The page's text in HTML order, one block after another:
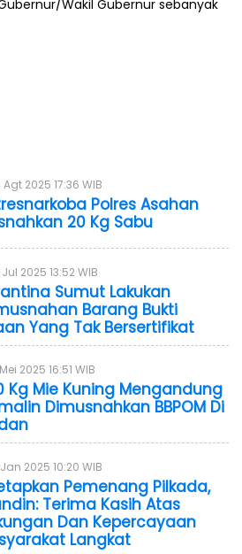
Wakil Gubernur sebanyak
2025 17:36 WIB
Polres Asahan
20 Kg Sabu
2025 13:52 WIB
Sumut Lakukan
Barang Bukti
Yang Tak Bersertifikat
2025 16:51 WIB
Kg Mie Kuning Mengandung
Dimusnahkan BBPOM Di
2025 10:20 WIB
Pemenang Pilkada,
Terima Kasih Atas
Dan Kepercayaan
Langkat